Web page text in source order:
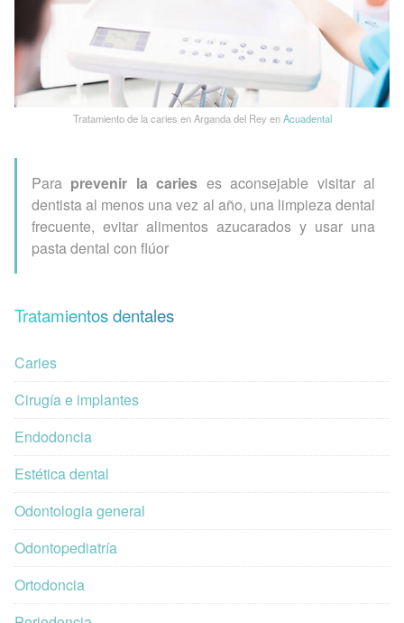
Tratamiento de la caries en Arganda del Rey enAcuadental
Para prevenir la caries es aconsejable visitar al
dentista al menos una vez al año, una limpieza dental
frecuente, evitar alimentos azucarados y usar una
pasta dental con flúor
Tratamientos dentales
Caries
Cirugía e implantes
Endodoncia
Estética dental
Odontologia general
Odontopediatría
Ortodoncia